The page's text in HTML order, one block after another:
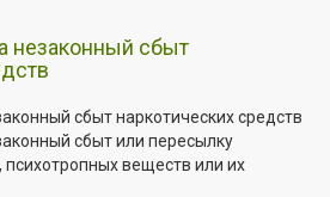
незаконный сбыт
сбыт наркотических средств
сбыт или пересылку
психотропных веществ или их